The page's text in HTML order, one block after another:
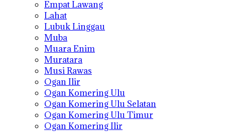
Empat Lawang
Lahat
Lubuk Linggau
Muba
Muara Enim
Muratara
Musi Rawas
Ogan Ilir
Ogan Komering Ulu
Ogan Komering Ulu Selatan
Ogan Komering Ulu Timur
Ogan Komering Ilir